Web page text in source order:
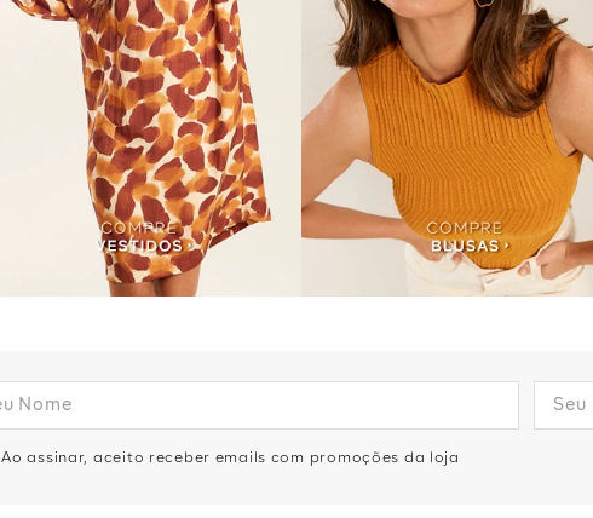
Ao assinar, aceito receber emails com promoções da loja